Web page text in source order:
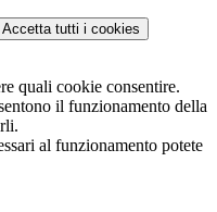
Accetta tutti i cookies
quali cookie consentire.
il funzionamento della
al funzionamento potete